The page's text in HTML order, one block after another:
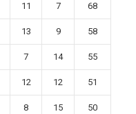
11 7 68
13 9 58
7 14 55
12 12 51
8 15 50